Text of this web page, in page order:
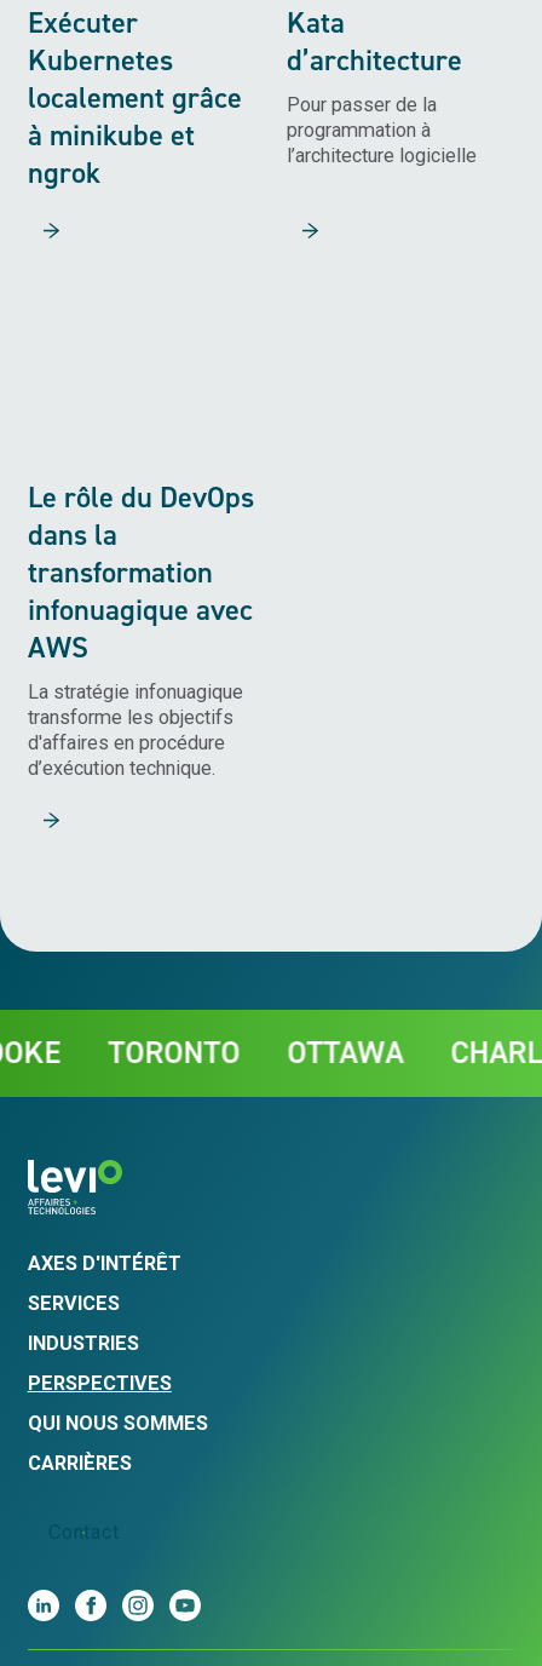
Exécuter
Kubernetes
localement grâce
à minikube et
ngrok
Lire la suite
Kata
d’architecture
Pour passer de la
programmation à
l’architecture logicielle
Lire la suite
Le rôle du DevOps
dans la
transformation
infonuagique avec
AWS
La stratégie infonuagique
transforme les objectifs
d'affaires en procédure
d’exécution technique.
Lire la suite
TORONTO OTTAWA
AXES D'INTÉRÊT
SERVICES
INDUSTRIES
PERSPECTIVES
QUI NOUS SOMMES
CARRIÈRES
Contact